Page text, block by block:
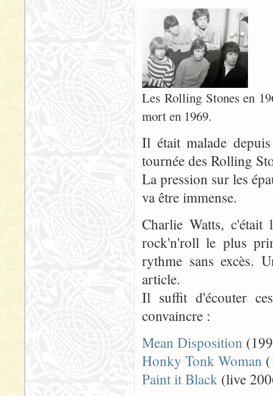
Les Rolling Stones en
mort en 1969.
Il était malade
tournée des Rolling
La pression sur les
va être immense.
Charlie Watts,
rock'n'roll le plus
rythme sans excès.
article.
Il suffit d'écouter
convaincre :
Mean Disposition
Honky Tonk Woman
Paint it Black (live